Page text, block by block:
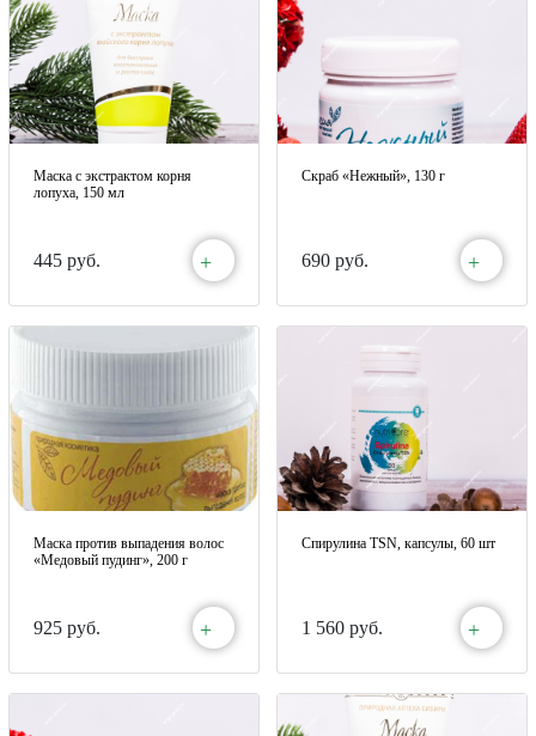
Маска с экстрактом корня
лопуха, 150 мл
445 руб. +
Скраб «Нежный», 130 г
690 руб. +
Маска против выпадения волос
«Медовый пудинг», 200 г
925 руб. +
Спирулина TSN, капсулы, 60 шт
1 560 руб. +